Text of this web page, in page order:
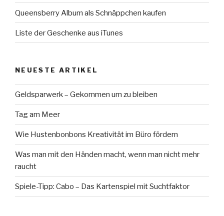
Queensberry Album als Schnäppchen kaufen
Liste der Geschenke aus iTunes
NEUESTE ARTIKEL
Geldsparwerk – Gekommen um zu bleiben
Tag am Meer
Wie Hustenbonbons Kreativität im Büro fördern
Was man mit den Händen macht, wenn man nicht mehr
raucht
Spiele-Tipp: Cabo – Das Kartenspiel mit Suchtfaktor